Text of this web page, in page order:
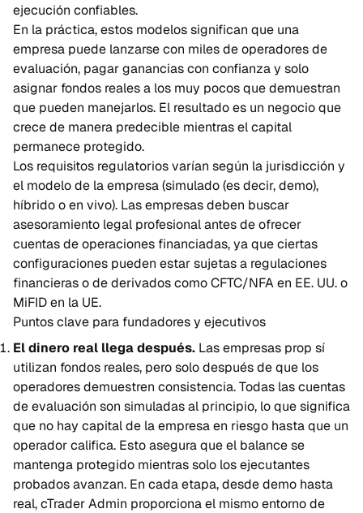
ejecución confiables.
En la práctica, estos modelos significan que una
empresa puede lanzarse con miles de operadores de
evaluación, pagar ganancias con confianza y solo
asignar fondos reales a los muy pocos que demuestran
que pueden manejarlos. El resultado es un negocio que
crece de manera predecible mientras el capital
permanece protegido.
Los requisitos regulatorios varían según la jurisdicción y
el modelo de la empresa (simulado (es decir, demo),
híbrido o en vivo). Las empresas deben buscar
asesoramiento legal profesional antes de ofrecer
cuentas de operaciones financiadas, ya que ciertas
configuraciones pueden estar sujetas a regulaciones
financieras o de derivados como CFTC/NFA en EE. UU. o
MiFID en la UE.
Puntos clave para fundadores y ejecutivos
El dinero real llega después. Las empresas prop sí
utilizan fondos reales, pero solo después de que los
operadores demuestren consistencia. Todas las cuentas
de evaluación son simuladas al principio, lo que significa
que no hay capital de la empresa en riesgo hasta que un
operador califica. Esto asegura que el balance se
mantenga protegido mientras solo los ejecutantes
probados avanzan. En cada etapa, desde demo hasta
real, cTrader Admin proporciona el mismo entorno de